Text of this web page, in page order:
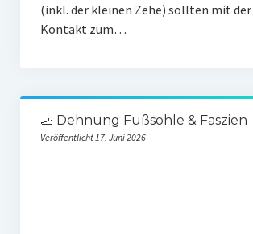
(inkl. der kleinen Zehe) sollten mit
Kontakt zum…
🦶 Dehnung Fußsohle & Faszien
Veröffentlicht 17. Juni 2026